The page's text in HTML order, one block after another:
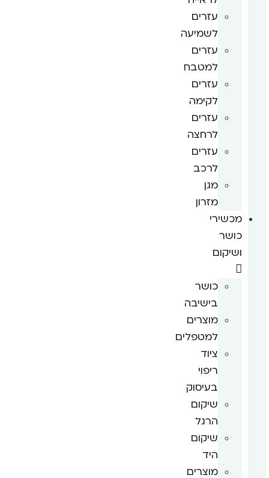
עזרים
לשמיעה
עזרים
למטבח
עזרים
לקימה
עזרים
לרחצה
עזרים
לרכב
מגן
מזרון
מכשירי
כושר
ושיקום
כושר
בישיבה
מוצרים
למטפלים
ציוד
ריפוי
בעיסוק
שיקום
הרגל
שיקום
היד
מוצרים